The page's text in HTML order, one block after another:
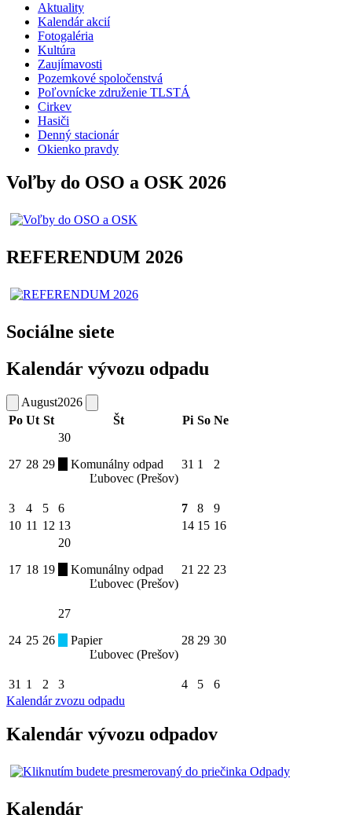
Aktuality
Kalendár akcií
Fotogaléria
Kultúra
Zaujímavosti
Pozemkové spoločenstvá
Poľovnícke združenie TLSTÁ
Cirkev
Hasiči
Denný stacionár
Okienko pravdy
Voľby do OSO a OSK 2026
REFERENDUM 2026
Sociálne siete
Kalendár vývozu odpadu
August2026
Po Ut St Št Pi So Ne
27 28 29
30
Komunálny odpad
Ľubovec (Prešov)
31 1 2
3 4 5 6 7 8
9
10 11 12 13 14 15 16
17 18 19
20
Komunálny odpad
Ľubovec (Prešov)
21 22 23
24 25 26
27
Papier
Ľubovec (Prešov)
28 29 30
31 1 2 3 4 5
6
Kalendár zvozu odpadu
Kalendár vývozu odpadov
Kalendár